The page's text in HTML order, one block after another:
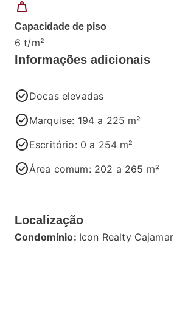
weight
Capacidade de piso
6 t/m²
Informações adicionais
check_circleDocas elevadas
check_circleMarquise: 194 a 225 m²
check_circleEscritório: 0 a 254 m²
check_circleÁrea comum: 202 a 265 m²
Localização
Condomínio: Icon Realty Cajamar